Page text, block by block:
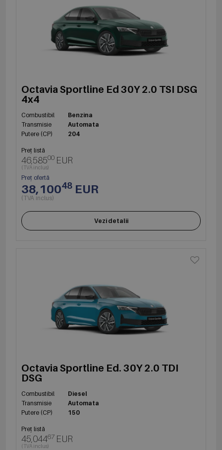
Octavia Sportline Ed 30Y 2.0 TSI DSG
4x4
Combustibil
Benzina
Transmisie
Automata
Putere (CP)
204
Preț listă
46,58500 EUR
(TVA inclus)
Preț ofertă
38,10048 EUR
(TVA inclus)
Vezi detalii
Octavia Sportline Ed. 30Y 2.0 TDI
DSG
Combustibil
Diesel
Transmisie
Automata
Putere (CP)
150
Preț listă
45,04467 EUR
(TVA inclus)